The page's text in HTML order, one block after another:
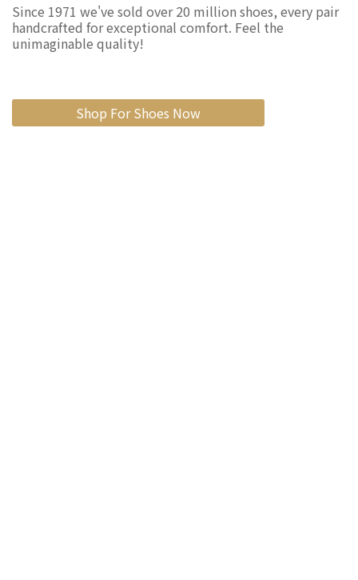
Since 1971 we've sold over 20 million shoes, every pair
handcrafted for exceptional comfort. Feel the
unimaginable quality!
Shop For Shoes Now